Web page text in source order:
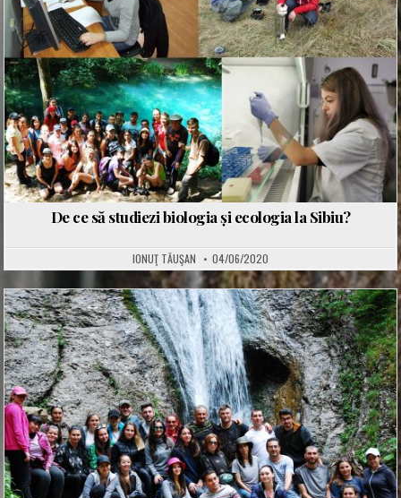
De ce să studiezi biologia și ecologia la Sibiu?
IONUŢ TĂUŞAN 04/06/2020
Posted
in